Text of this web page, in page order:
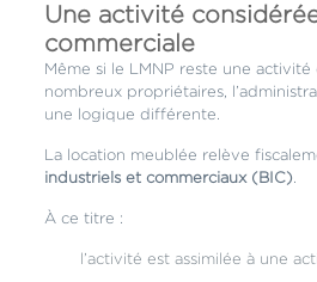
Une activité
commerciale
Même si le LMNP reste une activité
nombreux propriétaires,
une logique différente.
La location meublée relève
industriels et commerciaux (BIC)
À ce titre :
l’activité est assimilée à une